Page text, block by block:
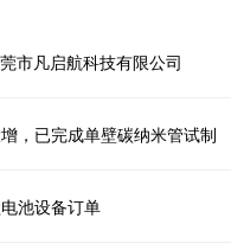
市凡启航科技有限公司
，已完成单壁碳纳米管试制
池设备订单